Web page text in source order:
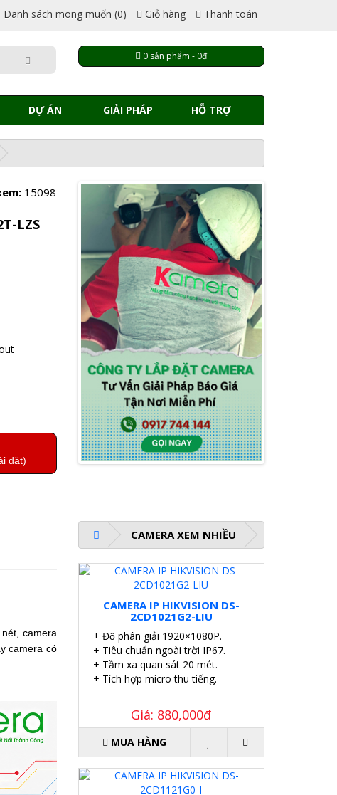
Danh sách mong muốn (0) Giỏ hàng Thanh toán
0 sản phẩm - 0đ
DỰ ÁN GIẢI PHÁP HỖ TRỢ
15098
LZS
đặt)
camera
camera có
CAMERA XEM NHIỀU
CAMERA IP HIKVISION DS-
2CD1021G2-LIU
+ Độ phân giải 1920×1080P.
+ Tiêu chuẩn ngoài trời IP67.
+ Tầm xa quan sát 20 mét.
+ Tích hợp micro thu tiếng.
Giá: 880,000đ
MUA HÀNG